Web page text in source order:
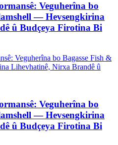
Veguherîna bo
— Hevsengkirina
û Budçeya Firotina Bi
Veguherîna bo
— Hevsengkirina
û Budçeya Firotina Bi